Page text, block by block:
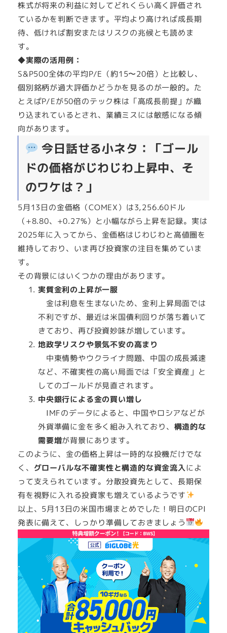
株式が将来の利益に対してどれくらい高く評価され
ているかを判断できます。平均より高ければ成長期
待、低ければ割安またはリスクの兆候とも読めま
す。
◆実際の活用例：
S&P500全体の平均P/E（約15〜20倍）と比較し、
個別銘柄が過大評価かどうかを見るのが一般的。た
とえばP/Eが50倍のテック株は「高成長前提」が織
り込まれているとされ、業績ミスには敏感になる傾
向があります。
今日話せる小ネタ：「ゴール
ドの価格がじわじわ上昇中、そ
のワケは？」
5月13日の金価格（COMEX）は3,256.60ドル
（+8.80、+0.27%）と小幅ながら上昇を記録。実は
2025年に入ってから、金価格はじわじわと高値圏を
維持しており、いま再び投資家の注目を集めていま
す。
その背景にはいくつかの理由があります。
実質金利の上昇が一服
金は利息を生まないため、金利上昇局面では
不利ですが、最近は米国債利回りが落ち着いて
きており、再び投資妙味が増しています。
地政学リスクや景気不安の高まり
中東情勢やウクライナ問題、中国の成長減速
など、不確実性の高い局面では「安全資産」と
してのゴールドが見直されます。
中央銀行による金の買い増し
IMFのデータによると、中国やロシアなどが
外貨準備に金を多く組み入れており、 構造的な
需要増が背景にあります。
このように、金の価格上昇は一時的な投機だけでな
く、 グローバルな不確実性と構造的な資金流入によ
って支えられています。分散投資先として、長期保
有を視野に入れる投資家も増えているようです
以上、5月13日の米国市場まとめでした！明日のCPI
発表に備えて、しっかり準備しておきましょう